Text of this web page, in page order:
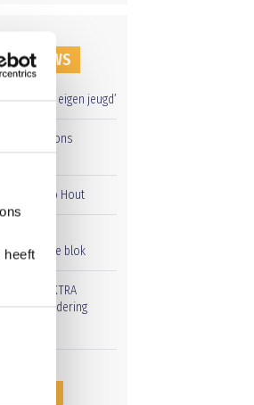
heeft
NIEUWS
voor de eigen jeugd’
op ons
op Mierlo Hout
eerste
tweede blok
voor de EXTRA